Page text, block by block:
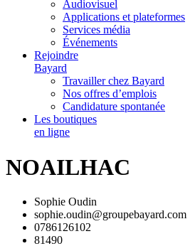
Audiovisuel
Applications et plateformes
Services média
Événements
Rejoindre
Bayard
Travailler chez Bayard
Nos offres d’emplois
Candidature spontanée
Les boutiques
en ligne
NOAILHAC
Sophie Oudin
sophie.oudin@groupebayard.com
0786126102
81490